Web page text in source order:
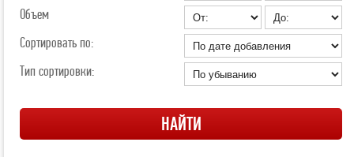
Объем
Сортировать по:
Тип сортировки: